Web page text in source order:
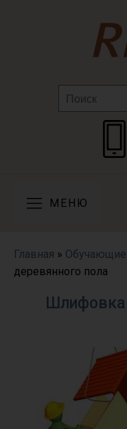
Search
for:
МЕНЮ
Главная »
деревянного пола
Шлифовка